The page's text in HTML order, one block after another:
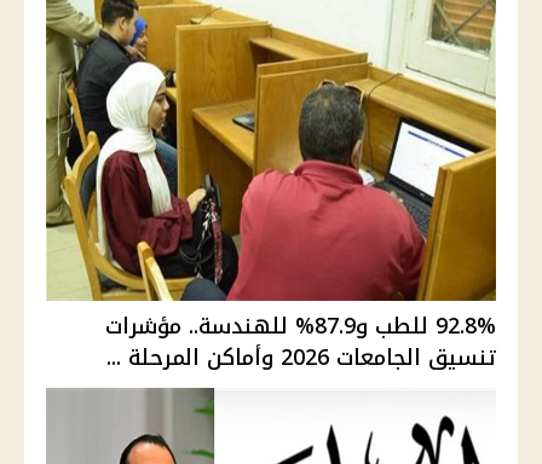
92.8% للطب و87.9% للهندسة.. مؤشرات
تنسيق الجامعات 2026 وأماكن المرحلة ...